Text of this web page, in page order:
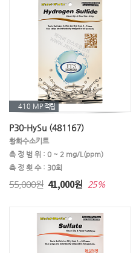
410 MP적립
P30-HySu (481167)
황화수소키트
측 정 범 위 : 0 ~ 2 mg/L(ppm)
측 정 횟 수 : 30회
55,000원 41,000원 25%